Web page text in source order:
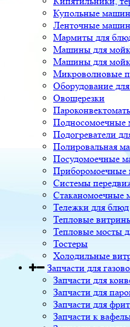
Купольные
Ленточные
Мармиты для
Машины для
Машины для
Микроволновые
Оборудование
Овощерезки
Подогреватели
Полировальная
Посудомоечные
Системы
Стаканомоечные
Тележки для блюд
Тепловые
Тепловые мосты
Тостеры
Холодильные
Запчасти для
Запчасти для
Запчасти для
Запчасти для
Запчасти к